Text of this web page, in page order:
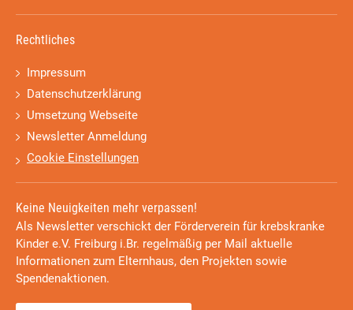
Rechtliches
Impressum
Datenschutzerklärung
Umsetzung Webseite
Newsletter Anmeldung
Cookie Einstellungen
Keine Neuigkeiten mehr verpassen!
Als Newsletter verschickt der Förderverein für krebskranke
Kinder e.V. Freiburg i.Br. regelmäßig per Mail aktuelle
Informationen zum Elternhaus, den Projekten sowie
Spendenaktionen.